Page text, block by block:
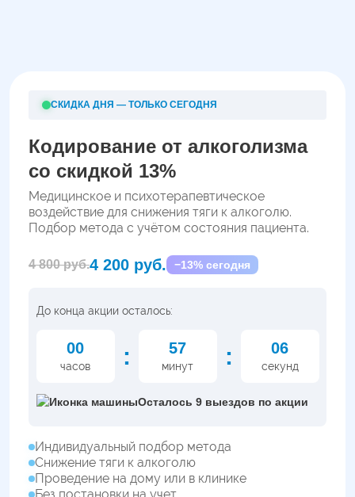
СКИДКА ДНЯ — ТОЛЬКО СЕГОДНЯ
Кодирование от алкоголизма
со скидкой 13%
Медицинское и психотерапевтическое
воздействие для снижения тяги к алкоголю.
Подбор метода с учётом состояния пациента.
4 800 руб.4 200 руб. −13% сегодня
До конца акции осталось:
00
часов : 57
минут : 05
секунд
Осталось 9 выездов по акции
Индивидуальный подбор метода
Снижение тяги к алкоголю
Проведение на дому или в клинике